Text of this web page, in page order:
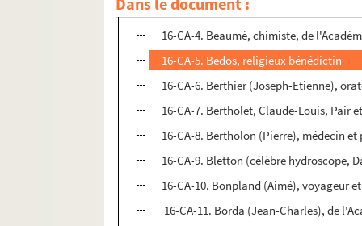
16-CA-3. Bailly, maire de Paris
16-CA-4. Beaumé, chimiste, de
16-CA-5. Bedos, religieux bénédictin
16-CA-6. Berthier (Joseph-Etienne),
16-CA-7. Bertholet, Claude-Louis, Pair
16-CA-8. Bertholon (Pierre), médecin et
16-CA-9. Bletton (célèbre hydroscope,
16-CA-10. Bonpland (Aimé), voyageur
16-CA-11. Borda (Jean-Charles), de